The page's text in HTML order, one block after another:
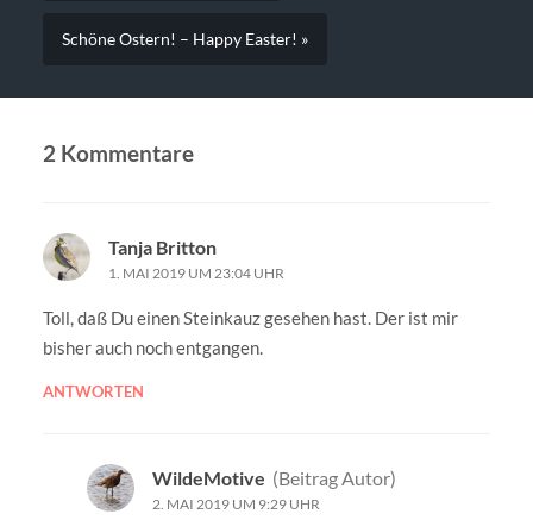
Schöne Ostern! – Happy Easter! »
2 Kommentare
Tanja Britton
1. MAI 2019 UM 23:04 UHR
Toll, daß Du einen Steinkauz gesehen hast. Der ist mir
bisher auch noch entgangen.
ANTWORTEN
WildeMotive (Beitrag Autor)
2. MAI 2019 UM 9:29 UHR